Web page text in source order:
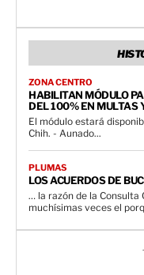
ZONA CENTRO
HABILITAN MÓDULO
DEL 100% EN MULTAS
El módulo estará disponible
Chih. - Aunado...
PLUMAS
LOS ACUERDOS DE
… la razón de la Consulta Ciudadana.
muchísimas veces el